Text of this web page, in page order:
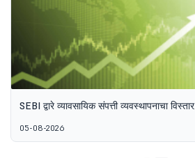
SEBI द्वारे व्यावसायिक संपत्ती व्यवस्थापनाचा विस्तार
05-08-2026